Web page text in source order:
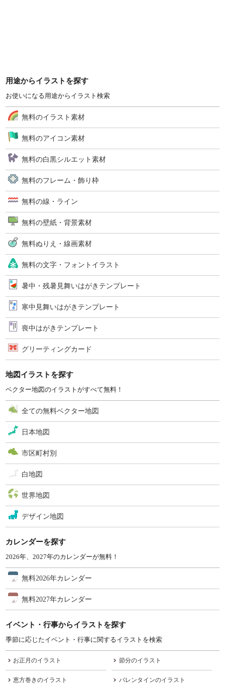
用途からイラストを探す
お使いになる用途からイラスト検索
無料のイラスト素材
無料のアイコン素材
無料の白黒シルエット素材
無料のフレーム・飾り枠
無料の線・ライン
無料の壁紙・背景素材
無料ぬりえ・線画素材
無料の文字・フォントイラスト
暑中・残暑見舞いはがきテンプレート
寒中見舞いはがきテンプレート
喪中はがきテンプレート
グリーティングカード
地図イラストを探す
ベクター地図のイラストがすべて無料！
全ての無料ベクター地図
日本地図
市区町村別
白地図
世界地図
デザイン地図
カレンダーを探す
2026年、2027年のカレンダーが無料！
無料2026年カレンダー
無料2027年カレンダー
イベント・行事からイラストを探す
季節に応じたイベント・行事に関するイラストを検索
お正月のイラスト 節分のイラスト
恵方巻きのイラスト バレンタインのイラスト